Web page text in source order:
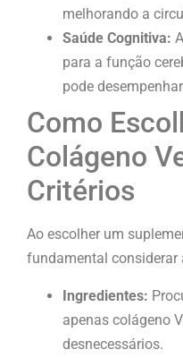
melhorando a
Saúde Cognitiva:
para a função
pode
Como
Colágeno
Critérios
Ao escolher um
fundamental considerar
Ingredientes:
apenas colágeno
desnecessários.